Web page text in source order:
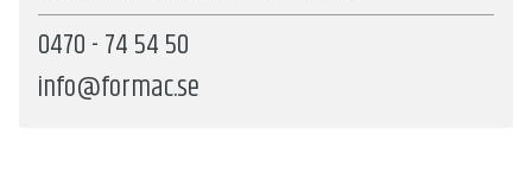
0470 - 74 54 50
info@formac.se